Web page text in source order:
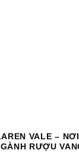
VALE –
RƯỢU